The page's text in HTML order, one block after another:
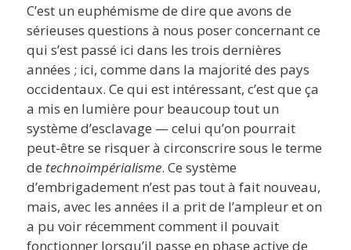
C’est un euphémisme de dire que avons de
sérieuses questions à nous poser concernant ce
qui s’est passé ici dans les trois dernières
années ; ici, comme dans la majorité des pays
occidentaux. Ce qui est intéressant, c’est que ça
a mis en lumière pour beaucoup tout un
système d’esclavage — celui qu’on pourrait
peut-être se risquer à circonscrire sous le terme
de technoimpérialisme. Ce système
d’embrigadement n’est pas tout à fait nouveau,
mais, avec les années il a prit de l’ampleur et on
a pu voir récemment comment il pouvait
fonctionner lorsqu’il passe en phase active de